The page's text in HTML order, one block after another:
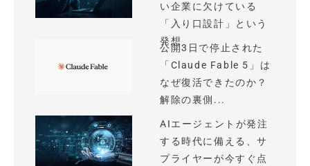
い企業に欠けている
「入り口設計」という
発想
公開3日で停止された
「Claude Fable 5」は
なぜ復活できたのか？
解除の裏側...
AIエージェントが発注
する時代に備える、サ
プライヤーが今すぐ点